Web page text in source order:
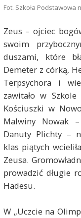
Fot. Szkoła Podstawowa
Zeus – ojciec
swoim
duszami, które
Demeter z córką,
Terpsychora i
zawitało w
Kościuszki w
Malwiny Nowak
Danuty Plichty –
klas piątych
Zeusa.
prowadzić długie
Hadesu.
W „Uczcie na